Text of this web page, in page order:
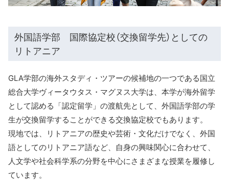
外国語学部 国際協定校（交換留学先）としての
リトアニア
GLA学部の海外スタディ・ツアーの候補地の一つである国立
総合大学ヴィータウタス・マグヌス大学は、本学が海外留学
として認める「認定留学」の渡航先として、外国語学部の学
生が交換留学することができる交換協定校でもあります。
現地では、リトアニアの歴史や芸術・文化だけでなく、外国
語としてのリトアニア語など、自身の興味関心に合わせて、
人文学や社会科学系の分野を中心にさまざまな授業を履修し
ています。